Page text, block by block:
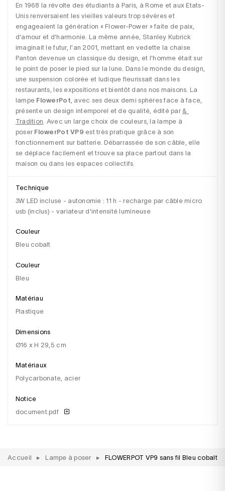
En 1968 la révolte des étudiants à Paris, à Rome et aux Etats-
Unis renversaient les vieilles valeurs trop sévères et
engageaient la génération « Flower-Power » faite de paix,
d'amour et d'harmonie. La même année, Stanley Kubrick
imaginait le futur, l'an 2001, mettant en vedette la chaise
Panton devenue un classique du design, et l'homme était sur
le point de poser le pied sur la lune. Dans le monde du design,
une suspension colorée et ludique fleurissait dans les
restaurants, les expositions et bientôt dans nos maisons. La
lampe FlowerPot , avec ses deux demi sphères face à face,
présente un design intemporel et de qualité, édité par &
Tradition . Avec un large choix de couleurs, la lampe à
poser FlowerPot VP9 est très pratique grâce à son
fonctionnement sur batterie. Débarrassée de son câble, elle
se déplace facilement et trouve sa place partout dans la
maison ou dans les espaces collectifs.
Technique
3W LED incluse - autonomie : 11 h - recharge par câble micro
usb (inclus) - variateur d'intensité lumineuse
Couleur
Bleu cobalt
Couleur
bleu
Matériau
plastique
Dimensions
Ø16 x H 29,5 cm
Matériaux
Polycarbonate, acier
Notice
document.pdf
Accueil ▸ Lampe à poser ▸ FLOWERPOT VP9 sans fil Bleu cobalt